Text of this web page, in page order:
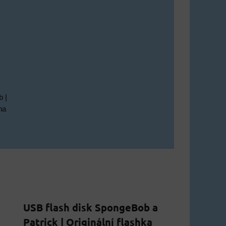
|
USB flash disk SpongeBob a
Patrick | Originální flashka